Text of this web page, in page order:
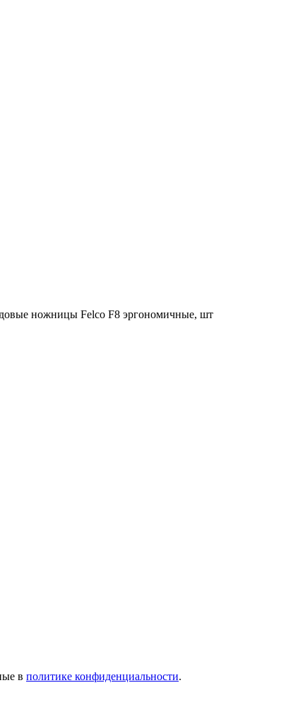
ножницы Felco F8 эргономичные, шт
в политике конфиденциальности.